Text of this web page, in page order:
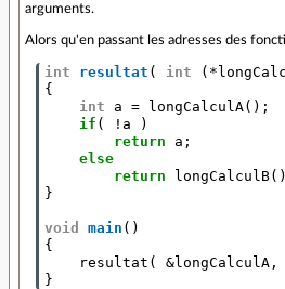
arguments.
Alors qu'en passant les adresses des
int resultat ( int ( *
{
int
a = longCalculA();
if ( ! a
)
return
a ;
else
return
longCalculB
}
void main ()
{
resultat ( &longCalculA ,
}